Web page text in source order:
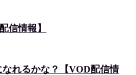
信情報】
れるかな？【VOD配信情